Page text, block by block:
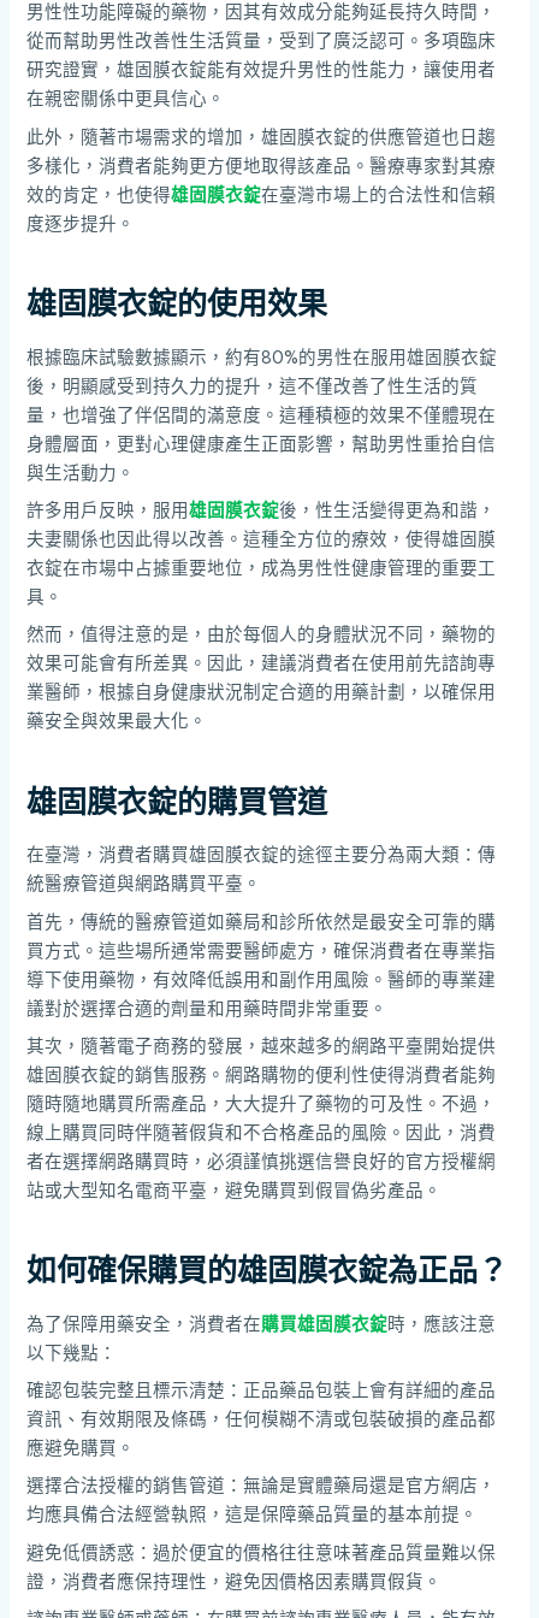
男性性功能障礙的藥物，因其有效成分能夠延長持久時間，
從而幫助男性改善性生活質量，受到了廣泛認可。多項臨床
研究證實，雄固膜衣錠能有效提升男性的性能力，讓使用者
在親密關係中更具信心。
此外，隨著市場需求的增加，雄固膜衣錠的供應管道也日趨
多樣化，消費者能夠更方便地取得該產品。醫療專家對其療
效的肯定，也使得雄固膜衣錠在臺灣市場上的合法性和信賴
度逐步提升。
雄固膜衣錠的使用效果
根據臨床試驗數據顯示，約有80%的男性在服用雄固膜衣錠
後，明顯感受到持久力的提升，這不僅改善了性生活的質
量，也增強了伴侶間的滿意度。這種積極的效果不僅體現在
身體層面，更對心理健康產生正面影響，幫助男性重拾自信
與生活動力。
許多用戶反映，服用雄固膜衣錠後，性生活變得更為和諧，
夫妻關係也因此得以改善。這種全方位的療效，使得雄固膜
衣錠在市場中占據重要地位，成為男性性健康管理的重要工
具。
然而，值得注意的是，由於每個人的身體狀況不同，藥物的
效果可能會有所差異。因此，建議消費者在使用前先諮詢專
業醫師，根據自身健康狀況制定合適的用藥計劃，以確保用
藥安全與效果最大化。
雄固膜衣錠的購買管道
在臺灣，消費者購買雄固膜衣錠的途徑主要分為兩大類：傳
統醫療管道與網路購買平臺。
首先，傳統的醫療管道如藥局和診所依然是最安全可靠的購
買方式。這些場所通常需要醫師處方，確保消費者在專業指
導下使用藥物，有效降低誤用和副作用風險。醫師的專業建
議對於選擇合適的劑量和用藥時間非常重要。
其次，隨著電子商務的發展，越來越多的網路平臺開始提供
雄固膜衣錠的銷售服務。網路購物的便利性使得消費者能夠
隨時隨地購買所需產品，大大提升了藥物的可及性。不過，
線上購買同時伴隨著假貨和不合格產品的風險。因此，消費
者在選擇網路購買時，必須謹慎挑選信譽良好的官方授權網
站或大型知名電商平臺，避免購買到假冒偽劣產品。
如何確保購買的雄固膜衣錠為正品？
為了保障用藥安全，消費者在購買雄固膜衣錠時，應該注意
以下幾點：
確認包裝完整且標示清楚：正品藥品包裝上會有詳細的產品
資訊、有效期限及條碼，任何模糊不清或包裝破損的產品都
應避免購買。
選擇合法授權的銷售管道：無論是實體藥局還是官方網店，
均應具備合法經營執照，這是保障藥品質量的基本前提。
避免低價誘惑：過於便宜的價格往往意味著產品質量難以保
證，消費者應保持理性，避免因價格因素購買假貨。